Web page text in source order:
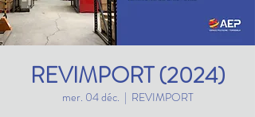
REVIMPORT (2024)
mer. 04 déc.
  |
REVIMPORT